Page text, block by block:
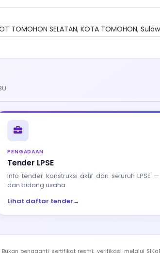
TOMOHON SELATAN, KOTA TOMOHON,
PENGADAAN
Tender LPSE
Info tender konstruksi aktif dari seluruh LPSE
dan bidang usaha.
Lihat daftar tender→
pengganti sertifikat resmi; verifikasi melalui